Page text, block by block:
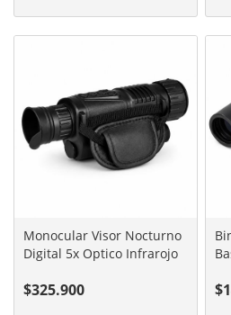
Monocular Visor Nocturno
Digital 5x Optico Infrarojo
$325.900